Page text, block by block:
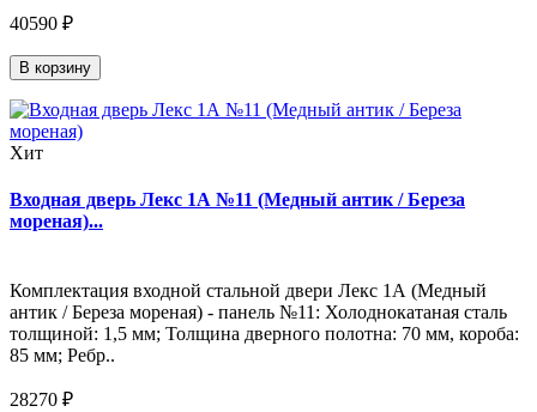
40590 ₽
В корзину
Хит
Входная дверь Лекс 1А №11 (Медный антик / Береза
мореная)...
Комплектация входной стальной двери Лекс 1А (Медный
антик / Береза мореная) - панель №11: Холоднокатаная сталь
толщиной: 1,5 мм; Толщина дверного полотна: 70 мм, короба:
85 мм; Ребр..
28270 ₽